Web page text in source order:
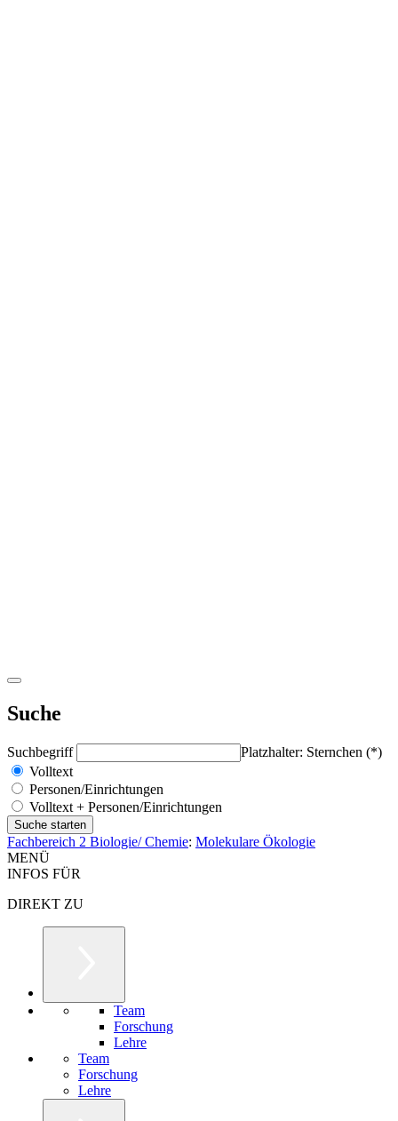
Suche
Suchbegriff
Platzhalter: Sternchen (*)
Volltext
Personen/Einrichtungen
Volltext + Personen/Einrichtungen
Fachbereich 2 Biologie/ Chemie: Molekulare Ökologie
MENÜ
INFOS FÜR
DIREKT ZU
Team
Forschung
Lehre
Team
Forschung
Lehre